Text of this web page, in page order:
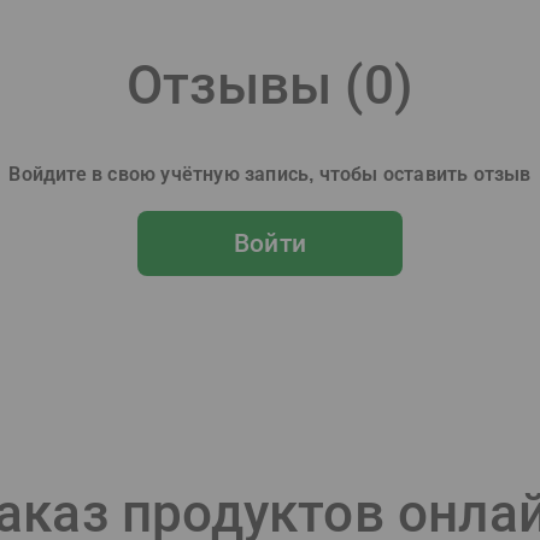
Отзывы (0)
Войдите в свою учётную запись, чтобы оставить отзыв
Войти
продуктов